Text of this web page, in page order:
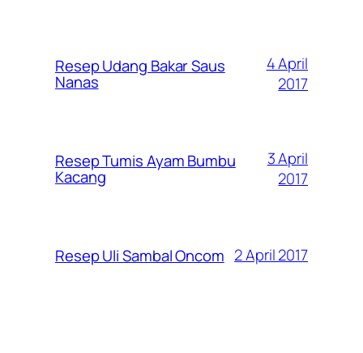
Resep Udang Bakar Saus
Nanas
4 April
2017
Resep Tumis Ayam Bumbu
Kacang
3 April
2017
Resep Uli Sambal Oncom 2 April 2017